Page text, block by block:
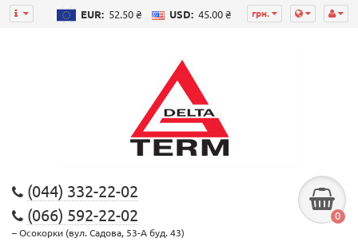
грн.
EUR: 52.50 ₴ USD: 45.00 ₴
(044) 332-22-02
(066) 592-22-02
– Осокорки (вул. Садова, 53-А буд. 43)
0